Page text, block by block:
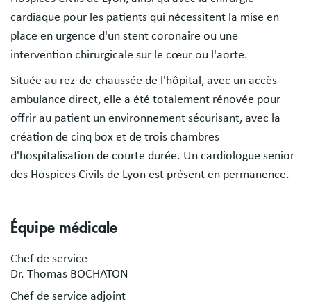
cardiaque pour les patients qui nécessitent la mise en
place en urgence d'un stent coronaire ou une
intervention chirurgicale sur le cœur ou l'aorte.
Située au rez-de-chaussée de l'hôpital, avec un accès
ambulance direct, elle a été totalement rénovée pour
offrir au patient un environnement sécurisant, avec la
création de cinq box et de trois chambres
d'hospitalisation de courte durée. Un cardiologue senior
des Hospices Civils de Lyon est présent en permanence.
Équipe médicale
Chef de service
Dr. Thomas BOCHATON
Chef de service adjoint